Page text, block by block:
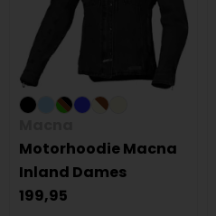
Motorhoodie Macna
Inland Dames
199,95